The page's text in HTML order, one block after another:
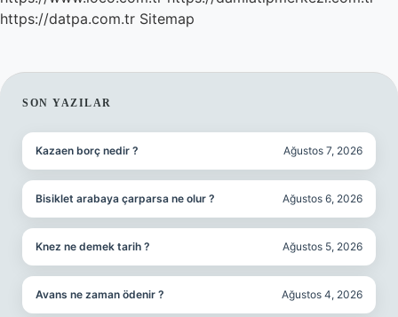
https://datpa.com.tr Sitemap
SIDEBAR
SON YAZILAR
Kazaen borç nedir ? Ağustos 7, 2026
Bisiklet arabaya çarparsa ne olur ? Ağustos 6, 2026
Knez ne demek tarih ? Ağustos 5, 2026
Avans ne zaman ödenir ? Ağustos 4, 2026